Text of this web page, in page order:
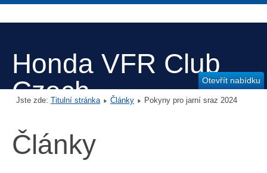
Honda VFR Club
Czech
Otevřít nabídku
Jste zde: Titulní stránka Články Pokyny pro jarní sraz 2024
Články